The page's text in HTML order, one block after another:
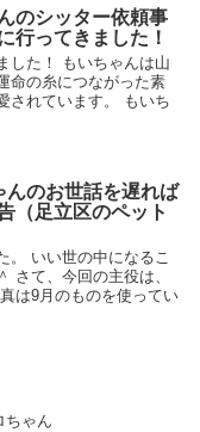
のシッター依頼事
行ってきました！
した！ もいちゃんは山
命の糸につながった素
されています。 もいち
んのお世話を遅れば
（足立区のペット
。 いい世の中になるこ
さて、今回の主役は、
は9月のものを使ってい
ちゃん